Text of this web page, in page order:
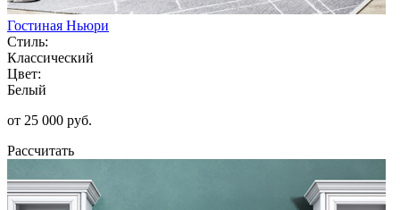
Гостиная Ньюри
Стиль:
Классический
Цвет:
Белый
от 25 000 руб.
Рассчитать